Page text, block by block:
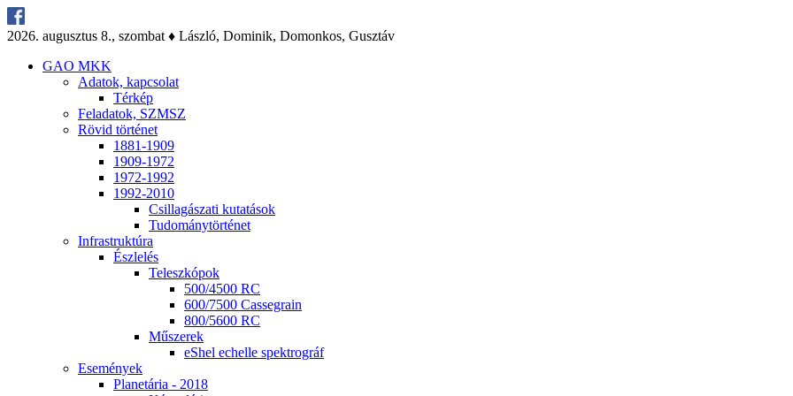
2026. au­gusz­tus 8., szom­bat ♦ Lász­ló, Do­mi­nik, Do­mon­kos, Gusz­táv
GAO MKK
Ada­tok, kap­cso­lat
Tér­kép
Fel­ada­tok, SZMSZ
Rö­vid tör­té­net
1881-1909
1909-1972
1972-1992
1992-2010
Csil­la­gá­sza­ti ku­ta­tá­sok
Tu­do­mány­tör­té­net
Inf­ra­struk­tú­ra
Ész­le­lés
Te­lesz­kó­pok
500/4500 RC
600/7500 Cas­seg­ra­in
800/5600 RC
Mű­sze­rek
eS­hel echel­le spekt­ro­gráf
Ese­mé­nyek
Pla­ne­tá­ria - 2018